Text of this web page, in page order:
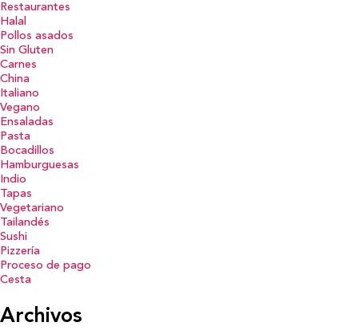
Restaurantes
Halal
Pollos asados
Sin Gluten
Carnes
China
Italiano
Vegano
Ensaladas
Pasta
Bocadillos
Hamburguesas
Indio
Tapas
Vegetariano
Tailandés
Sushi
Pizzería
Proceso de pago
Cesta
Archivos